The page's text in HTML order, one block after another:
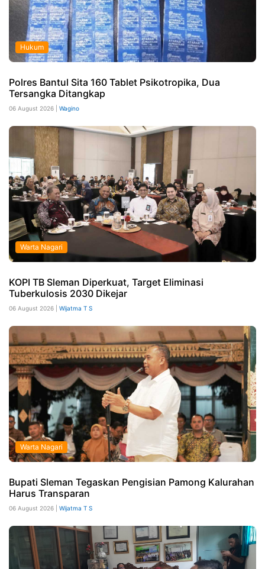
Hukum
Polres Bantul Sita 160 Tablet Psikotropika, Dua
Tersangka Ditangkap
06 August 2026 | Wagino
Warta Nagari
KOPI TB Sleman Diperkuat, Target Eliminasi
Tuberkulosis 2030 Dikejar
06 August 2026 | Wijatma T S
Warta Nagari
Bupati Sleman Tegaskan Pengisian Pamong Kalurahan
Harus Transparan
06 August 2026 | Wijatma T S